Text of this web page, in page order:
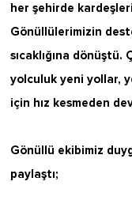
her şehirde
Gönüllülerimizin
sıcaklığına dönüştü.
yolculuk yeni yollar,
için hız kesmeden
Gönüllü ekibimiz
paylaştı;